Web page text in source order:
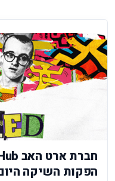
הפקות השיקה